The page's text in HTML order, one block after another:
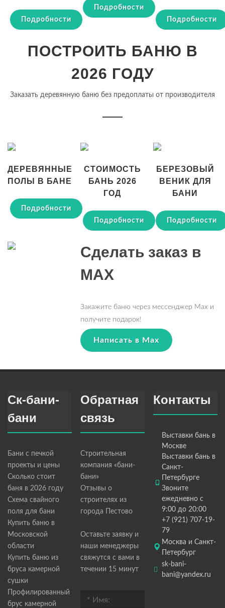
Подробности
Подробности
Подробности
ПОСТРОИТЬ БАНЮ В
2026 ГОДУ
Заказать деревянную баню без предоплаты от производителя
ДЕРЕВЯННЫЕ
ПОЛЫ В БАНЕ
Подробности
СТОИМОСТЬ
БАНЬ 2026
ГОД
Подробности
БЕРЕЗОВЫЙ
ВЕНИК ДЛЯ
БАНИ
Подробности
Сделать заказ в
MAX
Закажите баню через мессенджер Max и
получите подарок!
Написать в Max
Ск-бани-
бани
Бани с печкой
проекты и цены
Сколько стоит
баня в 2026 году
Схема свайного
поля для бани
Купить баню в
Московской
области
Купить баню из
бруса камерной
сушки
Профилированный
брус камерной
Обратная
связь
Строительная
компания «бани-
бани»
Отзывы о
строителях из
города Пестово
Оставьте заявку и
наши менеджеры
свяжутся с вами в
течении 15 минут
Контакты
Выставки бань в
Москве
Выставки бань в
Санкт-
Петербурге
Звоните
ежедневно с
9:00 до 20:00
+7 (921) 707-19-
79
Москва и Санкт-
Петербург
sk-bani-
bani@yandex.ru